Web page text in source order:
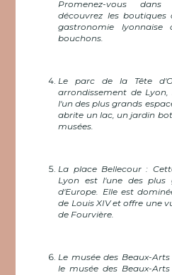
Promenez-vous
découvrez les
gastronomie
bouchons.
Le parc de la Tête
arrondissement de
l'un des plus grands
abrite un lac, un jardin
musées.
La place Bellecour :
Lyon est l'une des plus
d'Europe. Elle est
de Louis XIV et offre une
de Fourvière.
Le musée des Beaux-
le musée des Beaux-